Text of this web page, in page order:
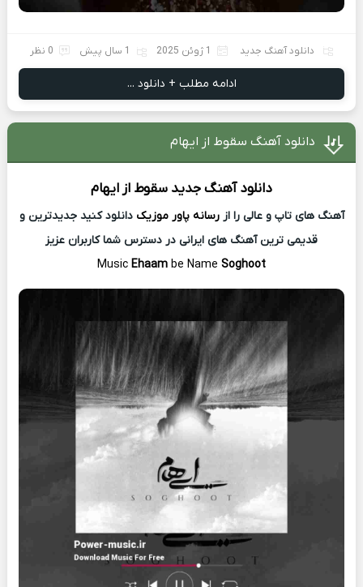
دانلود آهنگ جدید 1 ژوئن 2025 1 سال پیش 0 نظر
ادامه مطلب + دانلود ...
دانلود آهنگ سقوط از ایهام
دانلود آهنگ جدید سقوط ازایهام
آهنگ های تاپ و عالی را ازرسانه پاور موزیک دانلود کنید جدیدترین و
قدیمی ترین آهنگ های ایرانی در دسترس شما کاربران عزیز
Music Ehaam be Name Soghoot